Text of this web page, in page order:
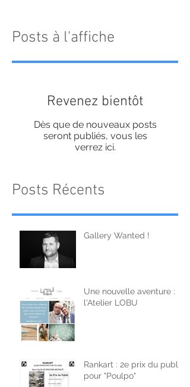
Posts Récents
Posts à l'affiche
Revenez bientôt
Dès que de nouveaux posts
seront publiés, vous les
verrez ici.
Gallery Wanted !
Une nouvelle aventure :
l'Atelier LOBU
Rankart : 2e prix du public
pour "Poulpo"